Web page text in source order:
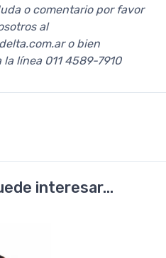
o comentario por favor
al
o bien
línea 011 4589-7910
interesar...